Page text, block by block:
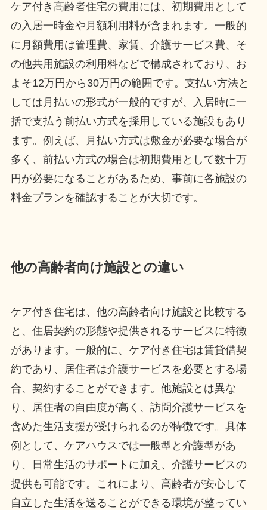
ケア付き高齢者住宅の費用には、初期費用として
の入居一時金や月額利用料が含まれます。一般的
に月額費用は管理費、家賃、介護サービス費、そ
の他共用施設の利用料などで構成されており、お
よそ12万円から30万円の範囲です。支払い方法と
しては月払いの形式が一般的ですが、入居時に一
括で支払う前払い方式を採用している施設もあり
ます。例えば、月払い方式は敷金が必要な場合が
多く、前払い方式の場合は初期費用として数十万
円が必要になることがあるため、事前に各施設の
料金プランを確認することが大切です。
他の高齢者向け施設との違い
ケア付き住宅は、他の高齢者向け施設と比較する
と、住居契約の形態や提供されるサービスに特徴
があります。一般的に、ケア付き住宅は賃貸借契
約であり、居住者は介護サービスを必要とする場
合、契約することができます。他施設とは異な
り、居住者の自由度が高く、訪問介護サービスを
含めた生活支援が受けられるのが特徴です。具体
例として、ケアハウスでは一般型と介護型があ
り、日常生活のサポートに加え、介護サービスの
提供も可能です。これにより、高齢者が安心して
自立した生活を送ることができる環境が整ってい